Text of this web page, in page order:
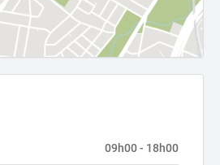
09h00 - 18h00